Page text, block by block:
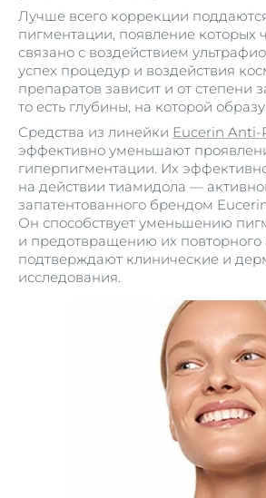
Лучше всего коррекции
пигментации, появление которых
связано с воздействием
успех процедур и воздействия
препаратов зависит и от степени
то есть глубины, на которой
Средства из линейки Eucerin
эффективно уменьшают
гиперпигментации. Их
на действии тиамидола —
запатентованного брендом
Он способствует уменьшению
и предотвращению их повторного
подтверждают клинические и
исследования.